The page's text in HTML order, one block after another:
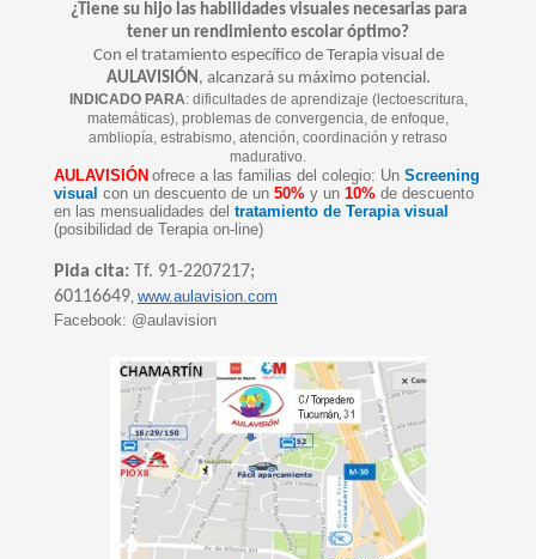
¿Tiene su hijo las habilidades visuales necesarias para
tener un rendimiento escolar óptimo?
Con el tratamiento específico de Terapia visual de
AULAVISIÓN, alcanzará su máximo potencial.
INDICADO PARA: dificultades de aprendizaje (lectoescritura,
matemáticas), problemas de convergencia, de enfoque,
ambliopía, estrabismo, atención, coordinación y retraso
madurativo.
AULAVISIÓN ofrece a las familias del colegio: Un Screening
visual con un descuento de un 50% y un 10% de descuento
en las mensualidades del tratamiento de Terapia visual
(posibilidad de Terapia on-line)
Pida cita: Tf. 91-2207217;
60116649, www.aulavision.com
Facebook: @aul avision